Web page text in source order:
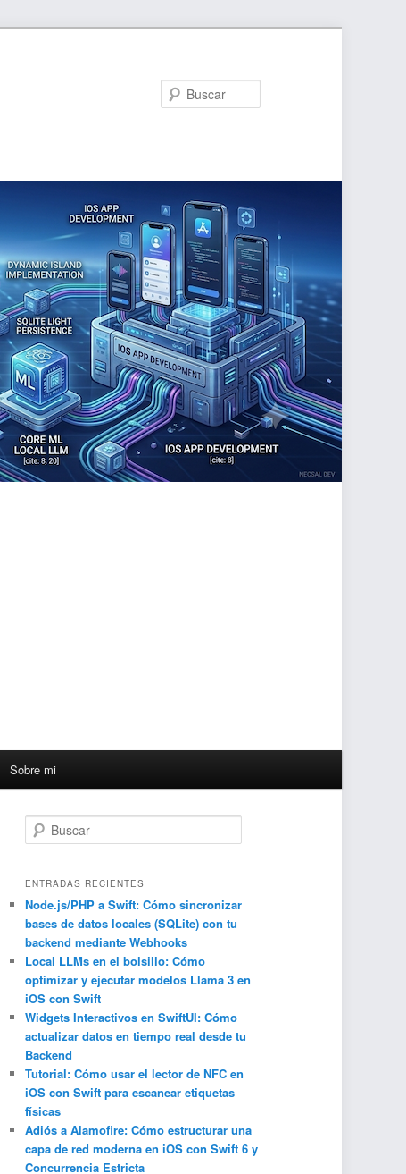
Sobre mi
u
c
a
r
ENTRADAS RECIENTES
Node.js/PHP a Swift: Cómo sincronizar
bases de datos locales (SQLite) con tu
backend mediante Webhooks
Local LLMs en el bolsillo: Cómo
optimizar y ejecutar modelos Llama 3 en
iOS con Swift
Widgets Interactivos en SwiftUI: Cómo
actualizar datos en tiempo real desde tu
Backend
Tutorial: Cómo usar el lector de NFC en
iOS con Swift para escanear etiquetas
físicas
Adiós a Alamofire: Cómo estructurar una
capa de red moderna en iOS con Swift 6 y
Concurrencia Estricta